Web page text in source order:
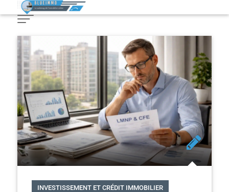
to
INVESTISSEMENT ET CRÉDIT IMMOBILIER